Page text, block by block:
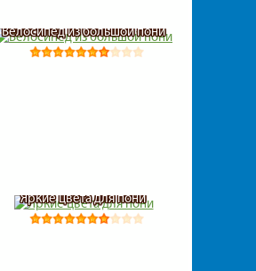
Велосипед из большой пони
Яркие цвета для пони